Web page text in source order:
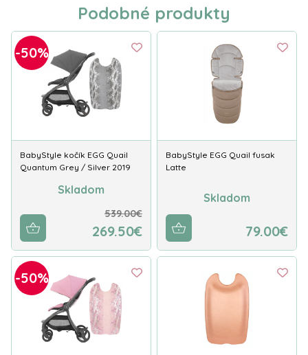
Podobné produkty
-50%
BabyStyle kočík EGG Quail
Quantum Grey / Silver 2019
Skladom
539.00€
269.50€
BabyStyle EGG Quail fusak
Latte
Skladom
79.00€
-50%